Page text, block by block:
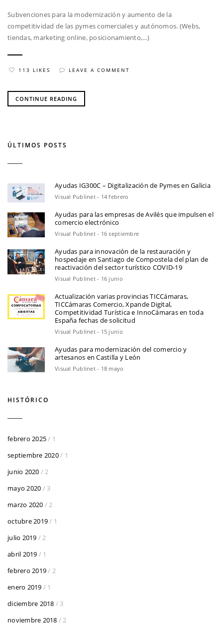
Subvenciones para la modernización y aumento de la
competitividad de las pymes comerciales y autónomos. (Webs,
tiendas, marketing online, posicionamiento,…)
113 LIKES LEAVE A COMMENT
CONTINUE READING
ÚLTIMOS POSTS
Ayudas IG300C – Digitalización de Pymes en Galicia
Visual Publinet - 14 febrero
Ayudas para las empresas de Avilés que impulsen el
comercio electrónico
Visual Publinet - 16 septiembre
Ayudas para innovación de la restauración y
hospedaje en Santiago de Compostela del plan de
reactivación del sector turístico COVID-19
Visual Publinet - 16 junio
Actualización varias provincias TICCámaras,
TICCámaras Comercio, Xpande Digital,
Competitividad Turística e InnoCámaras en toda
España fechas de solicitud
Visual Publinet - 15 junio
Ayudas para modernización del comercio y
artesanos en Castilla y León
Visual Publinet - 18 mayo
HISTÓRICO
febrero 2025/ 1
septiembre 2020/ 1
junio 2020 / 2
mayo 2020 / 3
marzo 2020 / 2
octubre 2019/ 1
julio 2019 / 2
abril 2019 / 1
febrero 2019/ 2
enero 2019 / 1
diciembre 2018 / 3
noviembre 2018 / 2